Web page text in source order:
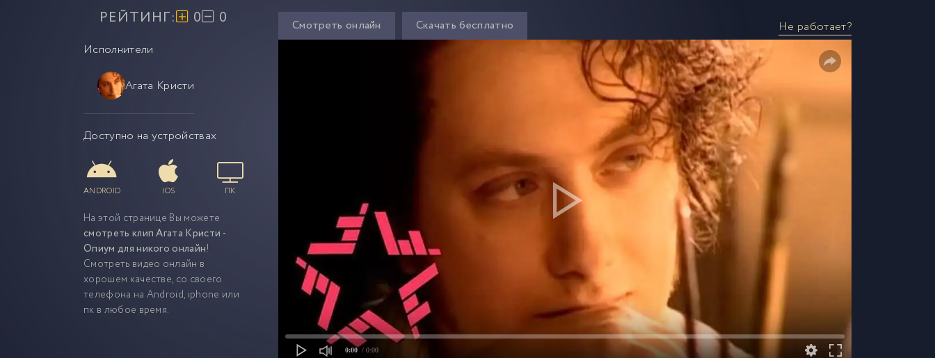
РЕЙТИНГ: 0 0
Исполнители
Агата Кристи
Доступно на устройствах
ANDROID IOS ПК
На этой странице Вы можете
смотреть клип Агата Кристи -
Опиум для никого онлайн!
Смотреть видео онлайн в
хорошем качестве, со своего
телефона на Android, iphone или
пк в любое время.
Смотреть онлайн Скачать бесплатно Не работает?
0:00 / 0:00